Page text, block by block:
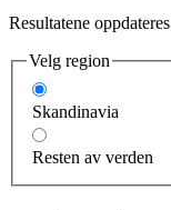
Resultatene
Velg region
Skandinavia
Resten av verden